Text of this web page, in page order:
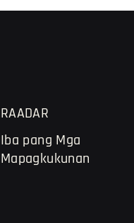
RAADAR
Iba pang Mga
Mapagkukunan